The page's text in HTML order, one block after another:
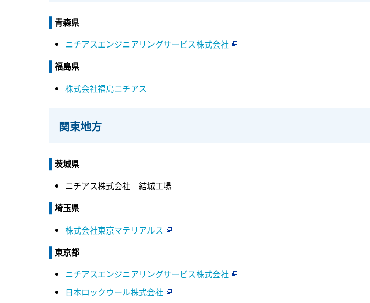
青森県
ニチアスエンジニアリングサービス株式会社
福島県
株式会社福島ニチアス
関東地方
茨城県
ニチアス株式会社 結城工場
埼玉県
株式会社東京マテリアルス
東京都
ニチアスエンジニアリングサービス株式会社
日本ロックウール株式会社